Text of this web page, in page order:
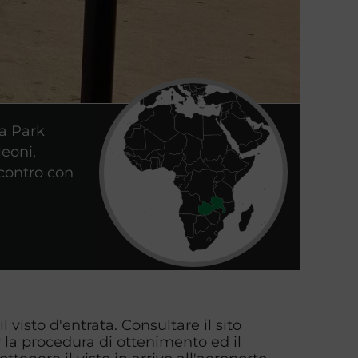
Park
con
il visto d'entrata. Consultare il sito
la procedura di ottenimento ed il